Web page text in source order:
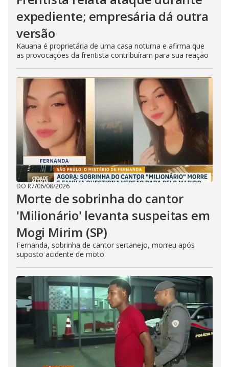
expediente; empresária dá outra
versão
Kauana é proprietária de uma casa noturna e afirma que
as provocações da frentista contribuíram para sua reação
DO R7/06/08/2026
Morte de sobrinha do cantor
'Milionário' levanta suspeitas em
Mogi Mirim (SP)
Fernanda, sobrinha de cantor sertanejo, morreu após
suposto acidente de moto